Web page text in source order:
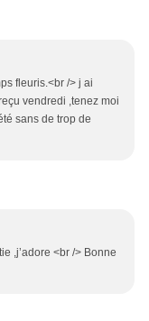
fleuris.<br /> j ai
vendredi ,tenez moi
sans de trop de
,j’adore <br /> Bonne